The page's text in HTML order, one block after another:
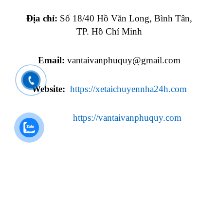
Địa chỉ: Số 18/40 Hồ Văn Long, Bình Tân,
TP. Hồ Chí Minh
Email: vantaivanphuquy@gmail.com
Website: https://xetaichuyennha24h.com
https://vantaivanphuquy.com